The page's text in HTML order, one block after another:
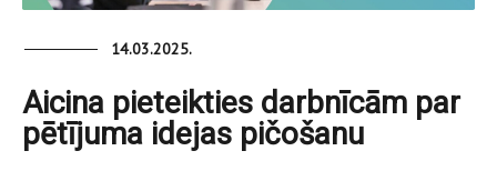
14.03.2025.
Aicina pieteikties darbnīcām par
pētījuma idejas pičošanu